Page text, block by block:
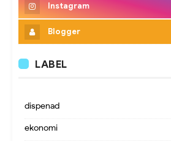
Instagram
Blogger
LABEL
dispenad
ekonomi